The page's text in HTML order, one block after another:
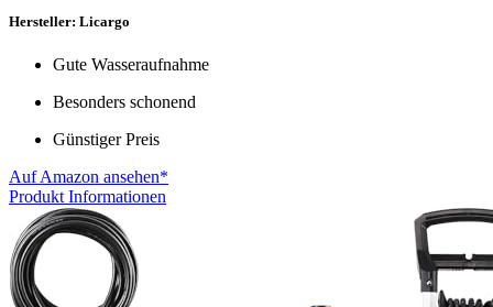
Hersteller: Licargo
Gute Wasseraufnahme
Besonders schonend
Günstiger Preis
Auf Amazon ansehen*
Produkt Informationen